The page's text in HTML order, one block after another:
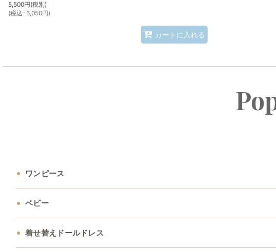
5,500円(税別)
(税込 : 6,050円)
カートに入れる
ワンピース
ベビー
着せ替えドールドレス